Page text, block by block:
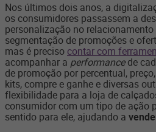
Nos últimos dois anos, a
os consumidores passassem a
personalização no
segmentação de promoções e
mas é preciso contar com
acompanhar a performancede
de promoção por percentual,
kits, compre e ganhe e diversas
flexibilidade para a loja de
consumidor com um tipo de ação
sentido para ele, ajudando a